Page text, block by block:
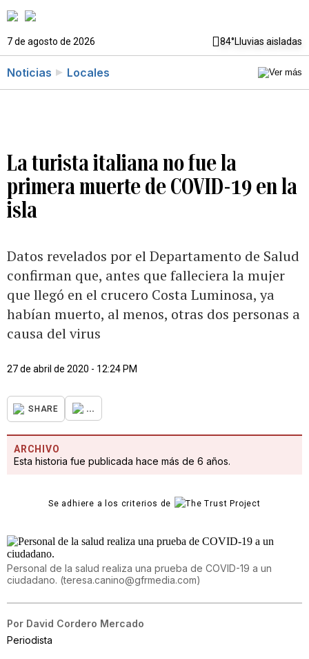
7 de agosto de 2026 84°Lluvias aisladas
Noticias Locales
La turista italiana no fue la
primera muerte de COVID-19 en la
isla
Datos revelados por el Departamento de Salud
confirman que, antes que falleciera la mujer
que llegó en el crucero Costa Luminosa, ya
habían muerto, al menos, otras dos personas a
causa del virus
27 de abril de 2020 - 12:24 PM
SHARE ...
ARCHIVO
Esta historia fue publicada hace más de 6 años.
Se adhiere a los criterios de
Personal de la salud realiza una prueba de COVID-19 a un
ciudadano. (teresa.canino@gfrmedia.com)
Por David Cordero Mercado
Periodista